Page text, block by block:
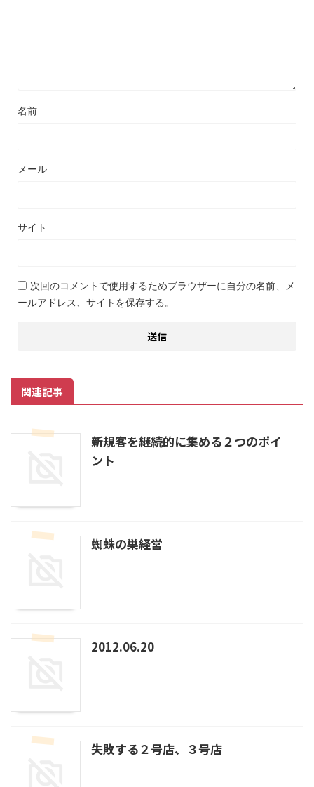
名前
メール
サイト
次回のコメントで使用するためブラウザーに自分の名前、メ
ールアドレス、サイトを保存する。
関連記事
新規客を継続的に集める２つのポイ
ント
蜘蛛の巣経営
2012.06.20
失敗する２号店、３号店